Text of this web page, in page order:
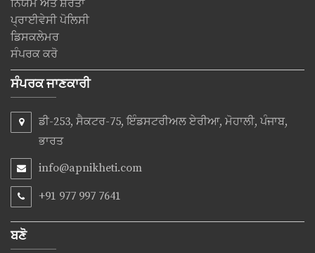
ਨਿਯਮ ਅਤੇ ਸ਼ਰਤਾਂ
ਪ੍ਰਾਈਵੇਸੀ ਪੋਲਿਸੀ
ਡਿਸਕਲੇਮਰ
ਸੰਪਰਕ ਕਰੋ
ਸੰਪਰਕ ਜਾਣਕਾਰੀ
ਡੀ-253, ਸੈਕਟਰ-75, ਇੰਡਸਟਰੀਅਲ ਏਰੀਆ, ਮੋਹਾਲੀ, ਪੰਜਾਬ,
ਭਾਰਤ
info@apnikheti.com
+91 977 997 7641
ਬਣੋ